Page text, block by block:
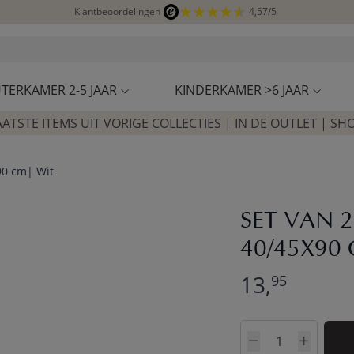
Klantbeoordelingen 4,57/5
2-5 JAAR KINDERKAMER >6 JAAR
ITEMS UIT VORIGE COLLECTIES | IN DE OUTLET |
cm| Wit
SET VAN 2
40/45X90
13,95
Aantal